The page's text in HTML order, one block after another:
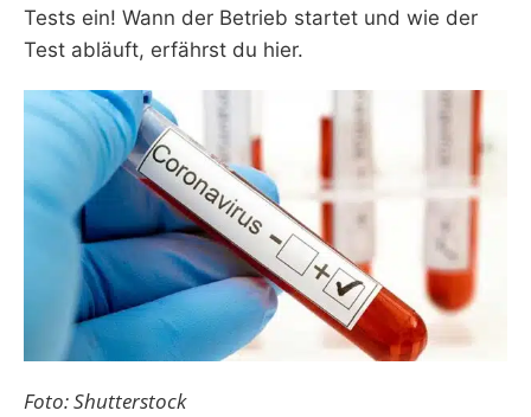
Tests ein! Wann der Betrieb startet und wie der
Test abläuft, erfährst du hier.
Foto: Shutterstock